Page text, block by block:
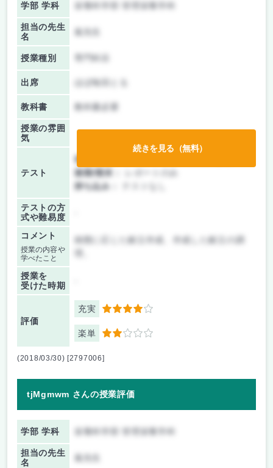
学部 学科 栄養科学部 管理栄養学科
担当の先生
名
嵐先生
授業種別
出席 ほぼ毎回とる
教科書 教科書必要
授業の雰囲
気
テスト
前期/中間：
後期/期末：
持ち込み：
テストの方
式や難易度
コメント
授業の内容や
学べたこと
病態に応じた献立作成、作成した献立の調
授業を
受けた時期
評価
充実 4
楽単 2
続きを見る（無料）
(2018/03/30) [2797006]
tjMgmwm さんの授業評価
学部 学科 栄養科学部 管理栄養学科
担当の先生
名
嵐先生